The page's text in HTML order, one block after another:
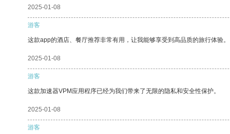
2025-01-08
游客
这款app的酒店、餐厅推荐非常有用，让我能够享受到高品质的旅行体验。
2025-01-08
游客
这款加速器VPM应用程序已经为我们带来了无限的隐私和安全性保护。
2025-01-08
游客